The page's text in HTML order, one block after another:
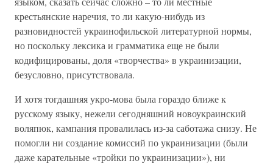
крестьянские наречия, то ли какую-нибудь из
разновидностей украинофильской литературной нормы,
но поскольку лексика и грамматика еще не были
кодифицированы, доля «творчества» в украинизации,
безусловно, присутствовала.
И хотя тогдашняя укро-мова была гораздо ближе к
русскому языку, нежели сегодняшний новоукраинский
воляпюк, кампания провалилась из-за саботажа снизу. Не
помогли ни создание комиссий по украинизации (были
даже карательные «тройки по украинизации»), ни